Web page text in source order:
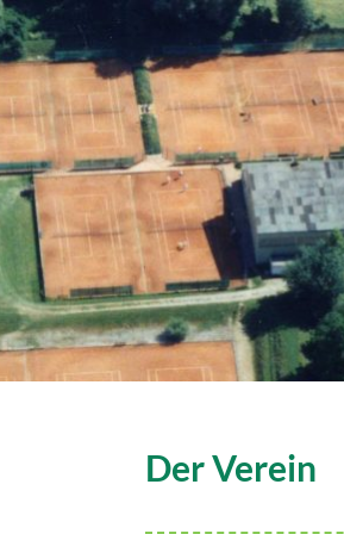
Der Verein